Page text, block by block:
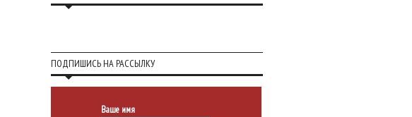
ПОДПИШИСЬ НА РАССЫЛКУ
Ваше имя